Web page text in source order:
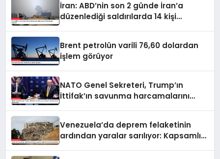
İran: ABD’nin son 2 günde İran’a
düzenlediği saldırılarda 14 kişi
Brent petrolün varili 76,60 dolardan
işlem görüyor
NATO Genel Sekreteri, Trump’ın
İttifak’ın savunma harcamalarını
Venezuela’da deprem felaketinin
ardından yaralar sarılıyor: Kapsamlı